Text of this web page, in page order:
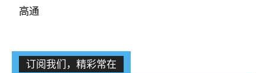
高通
订阅我们，精彩常在